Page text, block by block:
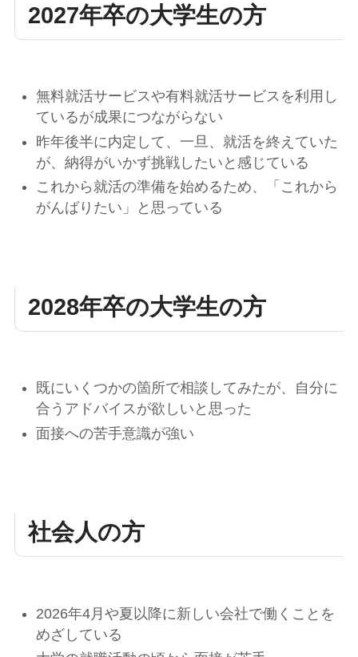
2027年卒の大学生の方
無料就活サービスや有料就活サービスを利用し
ているが成果につながらない
昨年後半に内定して、一旦、就活を終えていた
が、納得がいかず挑戦したいと感じている
これから就活の準備を始めるため、「これから
がんばりたい」と思っている
2028年卒の大学生の方
既にいくつかの箇所で相談してみたが、自分に
合うアドバイスが欲しいと思った
面接への苦手意識が強い
社会人の方
2026年4月や夏以降に新しい会社で働くことを
めざしている